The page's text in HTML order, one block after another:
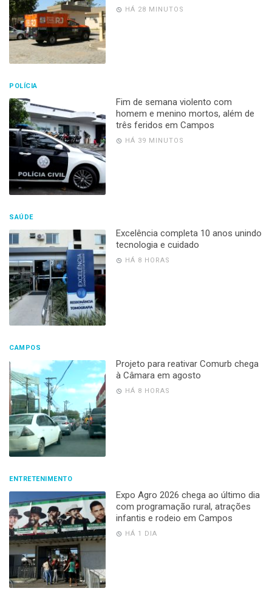
HÁ 28 MINUTOS
POLÍCIA
Fim de semana violento com
homem e menino mortos, além de
três feridos em Campos
HÁ 39 MINUTOS
SAÚDE
Excelência completa 10 anos unindo
tecnologia e cuidado
HÁ 8 HORAS
CAMPOS
Projeto para reativar Comurb chega
à Câmara em agosto
HÁ 8 HORAS
ENTRETENIMENTO
Expo Agro 2026 chega ao último dia
com programação rural, atrações
infantis e rodeio em Campos
HÁ 1 DIA